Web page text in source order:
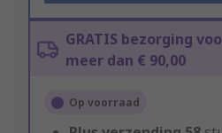
GRATIS bezorging
meer dan € 90,00
Op voorraad